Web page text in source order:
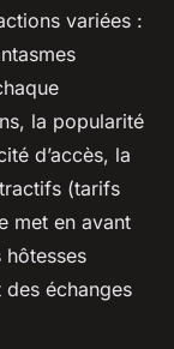
variées :
la popularité
d’accès, la
(tarifs
met en avant
hôtesses
échanges